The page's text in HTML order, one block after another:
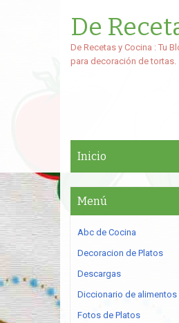
De
De Recetas y Cocina : Tu
para decoración de tortas.
Inicio
Menú
Abc de Cocina
Decoracion de Platos
Descargas
Diccionario de alimentos
Fotos de Platos